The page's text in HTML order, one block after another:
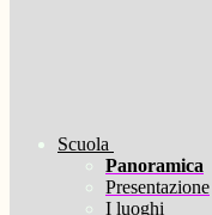
Scuola
Panoramica
Presentazione
I luoghi